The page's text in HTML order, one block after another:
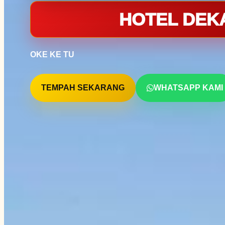
HOTEL
OKE KE TU
TEMPAH SEKARANG WHATSAPP KAMI